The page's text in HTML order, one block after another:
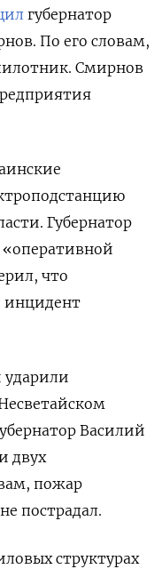
губернатор
По его словам,
Смирнов
Губернатор
«оперативной
что
инцидент
ударили
Василий
двух
пожар
пострадал.
структурах